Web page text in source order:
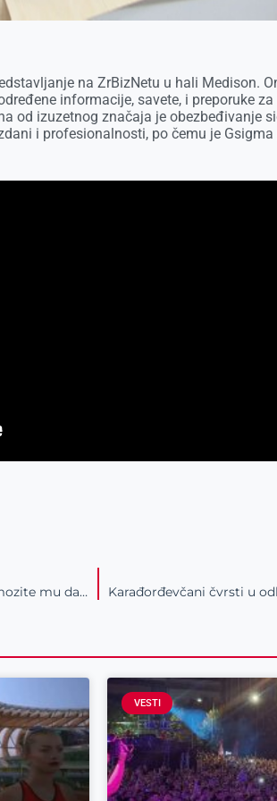
na ZrBizNetu u hali Medison.
informacije, savete, i preporuke
od izuzetnog značaja je obezbeđivanje
i profesionalnosti, po čemu je
Vozaču otpala tablica na letovanju, pomozite mu da je preuzme i bezbedno se vrati kući
VESTI